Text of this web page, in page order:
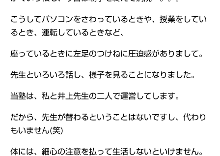
こうしてパソコンをさわっているときや、授業をしてい
るとき、運転しているときなど、
座っているときに左足のつけねに圧迫感がありまして。
先生といろいろ話し、様子を見ることになりました。
当塾は、私と井上先生の二人で運営してします。
だから、先生が替わるということはないですし、代わり
もいません(笑)
体には、細心の注意を払って生活しないといけません。